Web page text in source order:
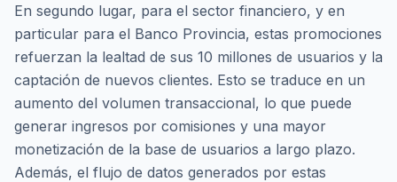
En segundo lugar, para el sector financiero, y en
particular para el Banco Provincia, estas promociones
refuerzan la lealtad de sus 10 millones de usuarios y la
captación de nuevos clientes. Esto se traduce en un
aumento del volumen transaccional, lo que puede
generar ingresos por comisiones y una mayor
monetización de la base de usuarios a largo plazo.
Además, el flujo de datos generados por estas